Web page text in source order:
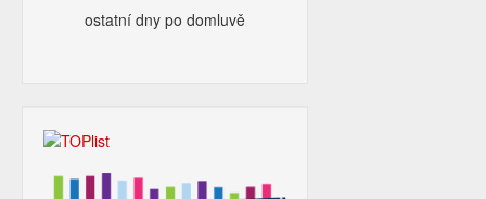
ostatní dny po domluvě